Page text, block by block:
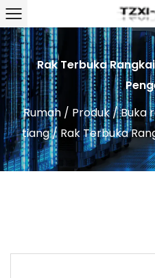
Rak Terbuka
Rumah / Produk/Buka
tiang/ Rak Terbuka